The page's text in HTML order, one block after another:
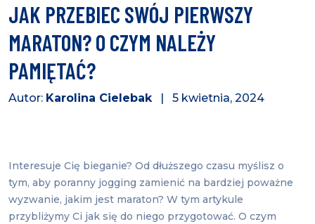
JAK PRZEBIEC SWÓJ PIERWSZY
MARATON? O CZYM NALEŻY
PAMIĘTAĆ?
Autor: Karolina Cielebak| 5 kwietnia, 2024
Interesuje Cię bieganie? Od dłuższego czasu myślisz o
tym, aby poranny jogging zamienić na bardziej poważne
wyzwanie, jakim jest maraton? W tym artykule
przybliżymy Ci jak się do niego przygotować. O czym